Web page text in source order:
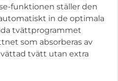
funktionen ställer den
in de optimala
tvättprogrammet
som absorberas av
tvätt utan extra